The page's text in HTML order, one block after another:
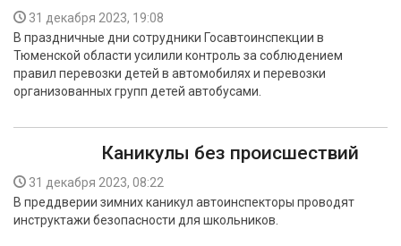
31 декабря 2023, 19:08
В праздничные дни сотрудники Госавтоинспекции в
Тюменской области усилили контроль за соблюдением
правил перевозки детей в автомобилях и перевозки
организованных групп детей автобусами.
Каникулы без происшествий
31 декабря 2023, 08:22
В преддверии зимних каникул автоинспекторы проводят
инструктажи безопасности для школьников.